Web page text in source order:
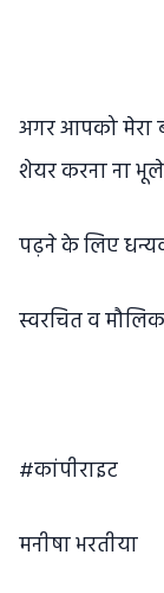
अगर आपको मेरा
शेयर करना ना
पढ़ने के लिए
स्वरचित व मौलिक
#कांपीराइट
मनीषा भरतीया